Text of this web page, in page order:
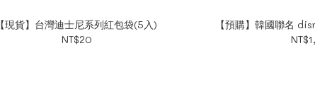
【現貨】台灣迪士尼系列紅包袋(5入)
NT$20
【預購】韓國聯名